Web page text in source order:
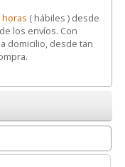
horas ( hábiles ) desde
los envíos. Con
domicilio, desde tan